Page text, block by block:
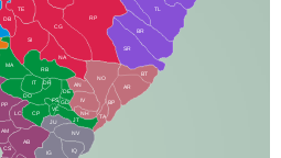
TL
BR
SR
BT
AR
RP
CG
SI
NA
TA
NH
JT
RB
MA
IT
DR
DO
CP
JU
NV
IQ
PP
LC
AM
AB
DB
TE
CS
IG
NO
BP
AN
IV
FS
VC
GD
DE